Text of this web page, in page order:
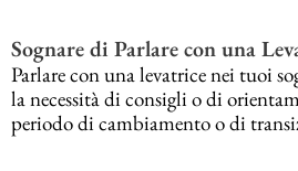
Sognare di Parlare con una
Parlare con una levatrice nei tuoi
la necessità di consigli o di
periodo di cambiamento o di